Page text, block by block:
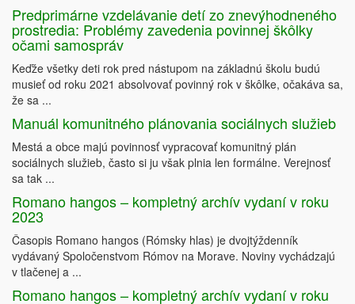
Predprimárne vzdelávanie detí zo znevýhodneného
prostredia: Problémy zavedenia povinnej škôlky
očami samospráv
Keďže všetky deti rok pred nástupom na základnú školu budú
musieť od roku 2021 absolvovať povinný rok v škôlke, očakáva sa,
že sa ...
Manuál komunitného plánovania sociálnych služieb
Mestá a obce majú povinnosť vypracovať komunitný plán
sociálnych služieb, často si ju však plnia len formálne. Verejnosť
sa tak ...
Romano hangos – kompletný archív vydaní v roku
2023
Časopis Romano hangos (Rómsky hlas) je dvojtýždenník
vydávaný Spoločenstvom Rómov na Morave. Noviny vychádzajú
v tlačenej a ...
Romano hangos – kompletný archív vydaní v roku